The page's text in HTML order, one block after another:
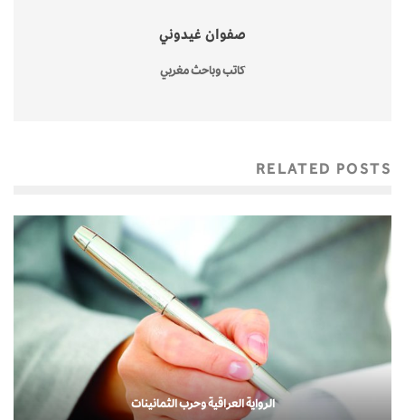
صفوان غيدوني
كاتب وباحث مغربي
RELATED POSTS
الرواية العراقية وحرب الثمانينات